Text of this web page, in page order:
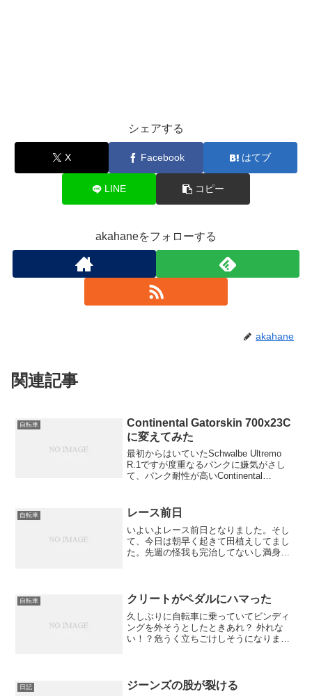
シェアする
X Facebook はてブ
LINE コピー
akahaneをフォローする
akahane
関連記事
自転車
Continental Gatorskin 700x23C
に変えてみた
最初からはいていたSchwalbe Ultremo
R.1ですが度重なるパンクに嫌気がさし
て、パンク耐性が高いContinental
能力があるのではないかと...
自転車 レース前日
いよいよレース前日となりました。そし
て、今日は朝早く起きて田植えしてまし
た。先週の怪我も完治してないし満身創
自転車 クリートがペダルにハマった
久しぶりに自転車に乗っていてビンディ
ングを外そうとしたときあれ？ 外れな
い！？危うく立ちごけしそうになりまし
した。するとスルリとペダ...
日記 ジーンズの股が裂ける